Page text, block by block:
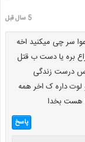
5 سال قبل
سر چی میکنید اخه
بره یا دست ب قتل
درست زندگی
لوت داره ک اخر همه
هست بخدا
پاسخ